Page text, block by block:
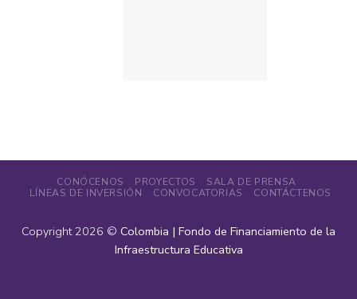
CONÓCENOS PROYECTOS
SALA DE PRENSA
LÍNEAS DE INVERSIÓN
CONVOCATORIAS CONTÁCTENOS
Copyright 2026 © Colombia | Fondo de Financiamiento de la
Infraestructura Educativa